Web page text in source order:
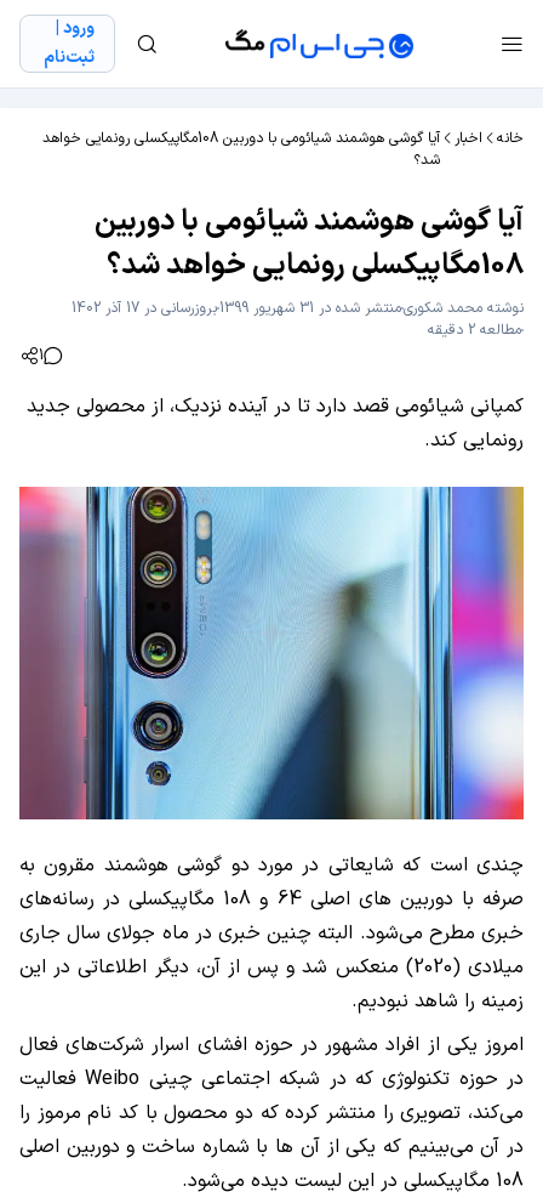
ورود |
ثبت‌نام
خانه اخبار
آیا گوشی هوشمند شیائومی با دوربین 108مگاپیکسلی رونمایی خواهد
شد؟
آیا گوشی هوشمند شیائومی با دوربین
108مگاپیکسلی رونمایی خواهد شد؟
نوشته محمد شکوریمنتشر شده در 31 شهریور 1399
بروزرسانی در 17 آذر 1402
مطالعه 2 دقیقه
1
کمپانی شیائومی قصد دارد تا در آینده نزدیک، از محصولی جدید
رونمایی کند.
چندی است که شایعاتی در مورد دو گوشی هوشمند مقرون به
صرفه با دوربین های اصلی64 و 108 مگاپیکسلی در رسانه‌های
خبری مطرح می‌شود. البته چنین خبری در ماه جولای سال جاری
میلادی (2020) منعکس شد و پس از آن، دیگر اطلاعاتی در این
زمینه را شاهد نبودیم.
امروز یکی از افراد مشهور در حوزه افشای اسرار شرکت‌های فعال
در حوزه تکنولوژی که در شبکه اجتماعی چینی Weiboفعالیت
می‌کند، تصویری را منتشر کرده که دو محصول با کد نام مرموز را
در آن می‌بینیم که یکی از آن ها با شماره ساخت و دوربین اصلی
108 مگاپیکسلی در این لیست دیده می‌شود.